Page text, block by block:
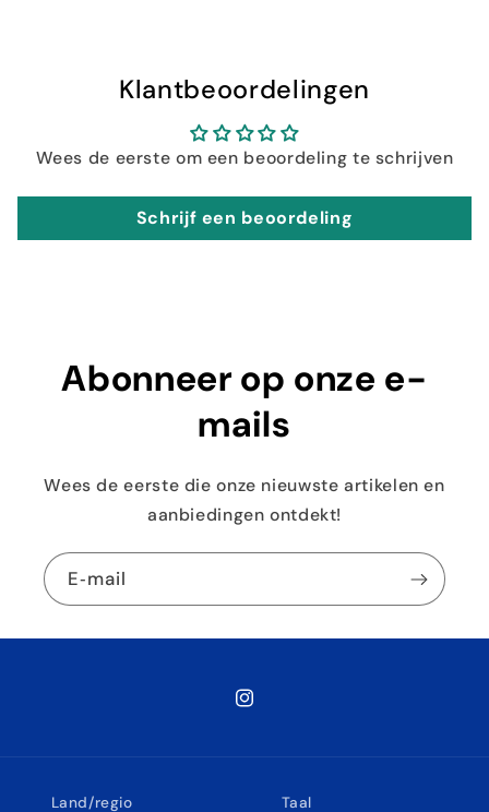
Klantbeoordelingen
Wees de eerste om een beoordeling te schrijven
Schrijf een beoordeling
Abonneer op onze e-
mails
Wees de eerste die onze nieuwste artikelen en
aanbiedingen ontdekt!
E‑mail
Instagram
Land/regio Taal